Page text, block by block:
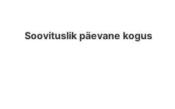
Soovituslik päevane kogus